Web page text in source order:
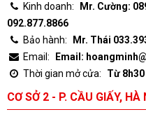
Kinh doanh:
Mr. Cường:
092.877.8866
Bảo hành:
Mr. Thái
Email:
Email:
Thời gian mở cửa:
Từ
CƠ SỞ 2 - P. CẦU GIẤY, HÀ